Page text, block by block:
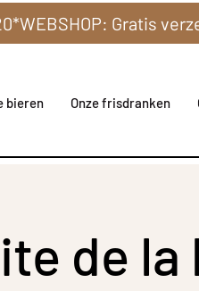
bieren Onze frisdranken
de